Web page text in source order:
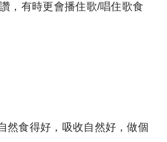
，有時更會播住歌/唱住歌食
然食得好，吸收自然好，做個